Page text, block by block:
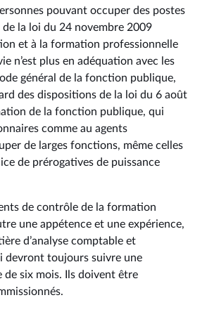
pouvant occuper des postes
la loi du 24 novembre 2009
et à la formation professionnelle
n’est plus en adéquation avec les
général de la fonction publique,
des dispositions de la loi du 6 août
de la fonction publique, qui
comme au agents
de larges fonctions, même celles
de prérogatives de puissance
de contrôle de la formation
une appétence et une expérience,
d’analyse comptable et
devront toujours suivre une
six mois. Ils doivent être